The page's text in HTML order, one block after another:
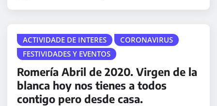
ACTIVIDADE DE INTERES
CORONAVIRUS
FESTIVIDADES Y EVENTOS
Romería Abril de 2020. Virgen de la
blanca hoy nos tienes a todos
contigo pero desde casa.